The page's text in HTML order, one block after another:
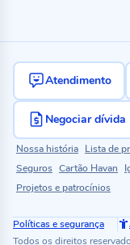
Atendimento
Negociar dívida
Nossa história Lista de
Seguros Cartão Havan
Projetos e patrocínios
Políticas e segurança
Todos os direitos